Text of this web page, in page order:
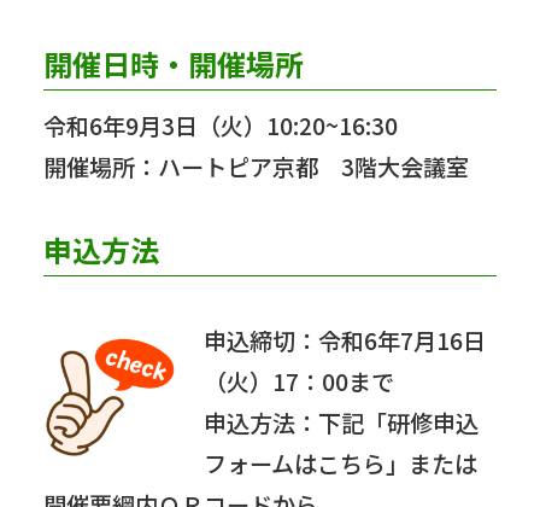
開催日時・開催場所
令和6年9月3日（火）10:20~16:30
開催場所：ハートピア京都 3階大会議室
申込方法
申込締切：令和6年7月16日
（火）17：00まで
申込方法：下記「研修申込
フォームはこちら」または